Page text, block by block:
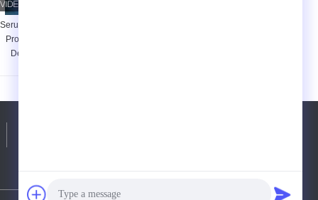
Serum Dropper Botol
Proof Leak Airtight
Desain dengan